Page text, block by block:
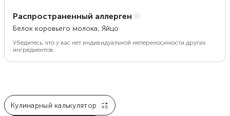
Распространенный аллерген
Белок коровьего молока, Яйцо
Убедитесь, что у вас нет индивидуальной непереносимости других
ингредиентов.
Кулинарный калькулятор